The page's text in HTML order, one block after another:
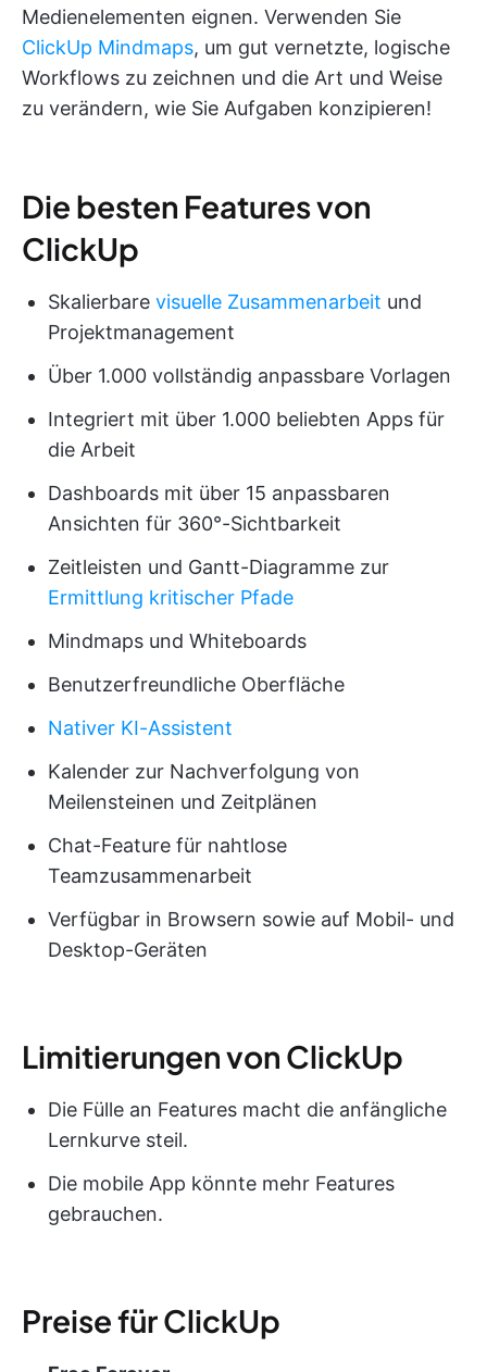
Medienelementen eignen. Verwenden Sie
ClickUp Mindmaps, um gut vernetzte, logische
Workflows zu zeichnen und die Art und Weise
zu verändern, wie Sie Aufgaben konzipieren!
Die besten Features von
ClickUp
Skalierbare visuelle Zusammenarbeit und
Projektmanagement
Über 1.000 vollständig anpassbare Vorlagen
Integriert mit über 1.000 beliebten Apps für
die Arbeit
Dashboards mit über 15 anpassbaren
Ansichten für 360°-Sichtbarkeit
Zeitleisten und Gantt-Diagramme zur
Ermittlung kritischer Pfade
Mindmaps und Whiteboards
Benutzerfreundliche Oberfläche
Nativer KI-Assistent
Kalender zur Nachverfolgung von
Meilensteinen und Zeitplänen
Chat-Feature für nahtlose
Teamzusammenarbeit
Verfügbar in Browsern sowie auf Mobil- und
Desktop-Geräten
Limitierungen von ClickUp
Die Fülle an Features macht die anfängliche
Lernkurve steil.
Die mobile App könnte mehr Features
gebrauchen.
Preise für ClickUp